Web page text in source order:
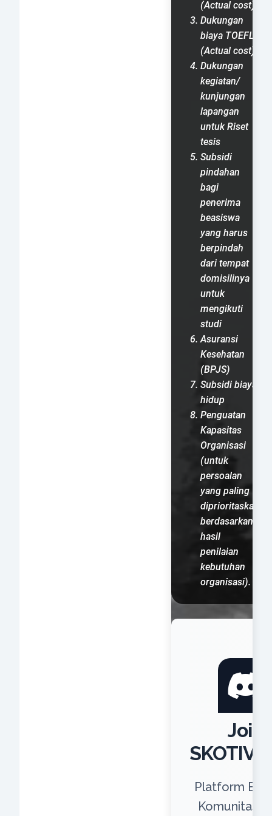
(Actual cost)
Dukungan
biaya TOEFL
(Actual cost)
Dukungan
kegiatan/
kunjungan
lapangan
untuk Riset
tesis
Subsidi
pindahan
bagi
penerima
beasiswa
yang harus
berpindah
dari tempat
domisilinya
untuk
mengikuti
studi
Asuransi
Kesehatan
(BPJS)
Subsidi biaya
hidup
Penguatan
Kapasitas
Organisasi
(untuk
persoalan
yang paling
diprioritaskan
berdasarkan
hasil
penilaian
kebutuhan
organisasi).
Join
Platform
Komunitas